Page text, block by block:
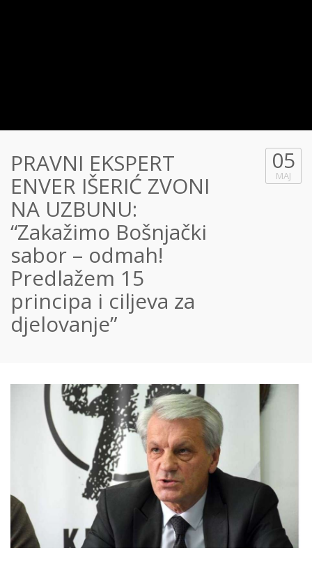
PRAVNI EKSPERT
ENVER IŠERIĆ ZVONI
NA UZBUNU:
“Zakažimo Bošnjački
sabor – odmah!
Predlažem 15
principa i ciljeva za
djelovanje”
05
MAJ